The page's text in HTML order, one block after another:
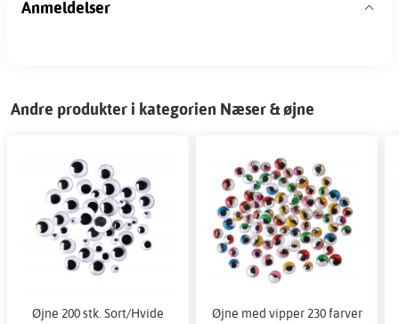
Anmeldelser
Andre produkter i kategorien Næser & øjne
Øjne 200 stk. Sort/Hvide Øjne med vipper 230 farver